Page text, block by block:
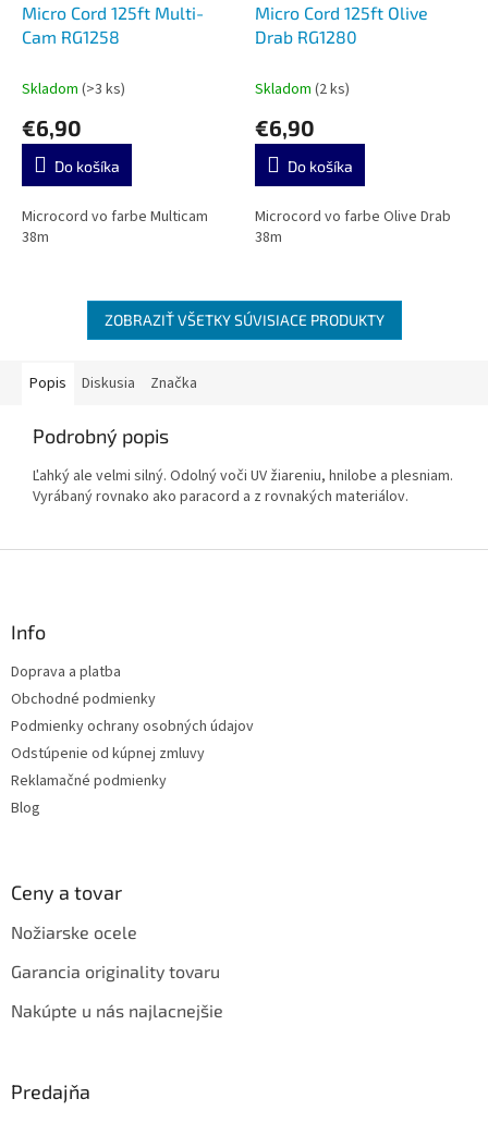
Micro Cord 125ft Multi-
Cam RG1258
Skladom (>3 ks)
€6,90
Do košíka
Microcord vo farbe Multicam
38m
Micro Cord 125ft Olive
Drab RG1280
Skladom (2 ks)
€6,90
Do košíka
Microcord vo farbe Olive Drab
38m
ZOBRAZIŤ VŠETKY SÚVISIACE PRODUKTY
Popis Diskusia Značka
Podrobný popis
Ľahký ale velmi silný. Odolný voči UV žiareniu, hnilobe a plesniam.
Vyrábaný rovnako ako paracord a z rovnakých materiálov.
Info
Doprava a platba
Obchodné podmienky
Podmienky ochrany osobných údajov
Odstúpenie od kúpnej zmluvy
Reklamačné podmienky
Blog
Ceny a tovar
Nožiarske ocele
Garancia originality tovaru
Nakúpte u nás najlacnejšie
Predajňa